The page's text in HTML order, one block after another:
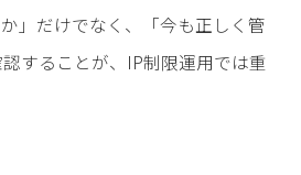
」だけでなく、「今も正しく管
することが、IP制限運用では重